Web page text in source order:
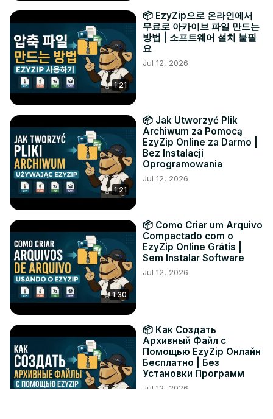
1:21
📦 EzyZip으로 온라인에서
무료로 아카이브 파일 만드는
방법 | 소프트웨어 설치 불필
요
Jul 12, 2026
1:21
📦 Jak Utworzyć Plik
Archiwum za Pomocą
EzyZip Online za Darmo |
Bez Instalacji
Oprogramowania
Jul 12, 2026
1:30
📦 Como Criar um Arquivo
Compactado com o
EzyZip Online Grátis |
Sem Instalar Software
Jul 12, 2026
📦 Как Создать
Архивный Файл с
Помощью EzyZip Онлайн
Бесплатно | Без
Установки Программ
Jul 12, 2026